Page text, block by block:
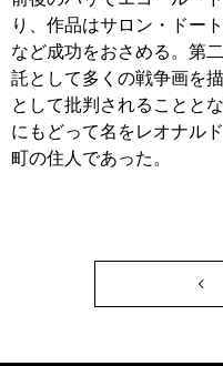
り、作品はサロン・ドー
など成功をおさめる。第
託として多くの戦争画を
として批判されることと
にもどって名をレオナル
町の住人であった。